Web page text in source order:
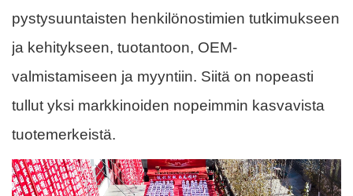
pystysuuntaisten henkilönostimien tutkimukseen
ja kehitykseen, tuotantoon, OEM-
valmistamiseen ja myyntiin. Siitä on nopeasti
tullut yksi markkinoiden nopeimmin kasvavista
tuotemerkeistä.